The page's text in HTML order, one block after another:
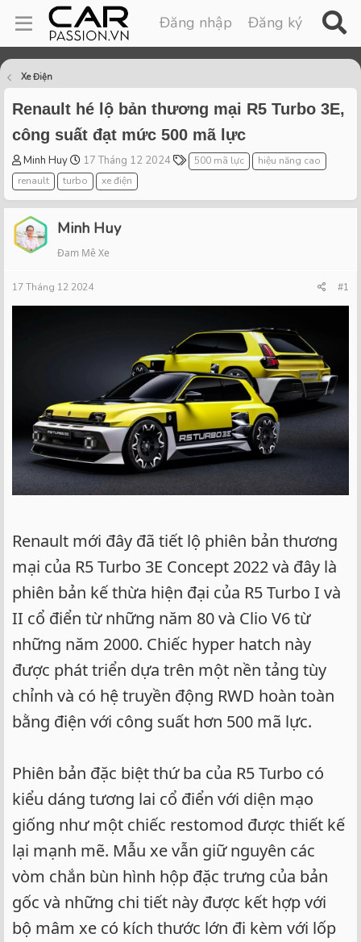
Đăng nhập Đăng ký
Xe Điện
Renault hé lộ bản thương mại R5 Turbo 3E,
công suất đạt mức 500 mã lực
T
h
r
e
a
d
s
a
r
Minh Huy
S
t
a
r
t
a
e
17 Tháng 12 2024
T
a
s
500 mã lực
hiệu năng cao
renault
turbo xe điện
Minh Huy
Đam Mê Xe
17 Tháng 12 2024 #1
Renault mới đây đã tiết lộ phiên bản thương
mại của R5 Turbo 3E Concept 2022 và đây là
phiên bản kế thừa hiện đại của R5 Turbo I và
II cổ điển từ những năm 80 và Clio V6 từ
những năm 2000. Chiếc hyper hatch này
được phát triển dựa trên một nền tảng tùy
chỉnh và có hệ truyền động RWD hoàn toàn
bằng điện với công suất hơn 500 mã lực.
Phiên bản đặc biệt thứ ba của R5 Turbo có
kiểu dáng tương lai cổ điển với diện mạo
giống như một chiếc restomod được thiết kế
lại mạnh mẽ. Mẫu xe vẫn giữ nguyên các
vòm chắn bùn hình hộp đặc trưng của bản
gốc và những chi tiết này được kết hợp với
bộ mâm xe có kích thước lớn đi kèm với lốp